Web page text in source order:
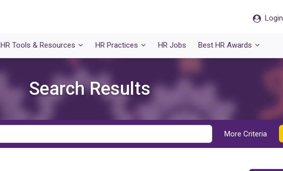
Login
HR Tools & Resources HR Practices HR Jobs Best HR Awards
Search Results
More Criteria